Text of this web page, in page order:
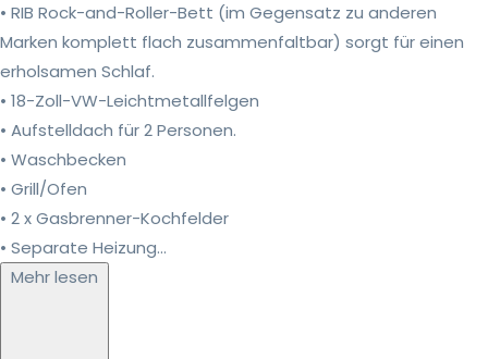
• RIB Rock-and-Roller-Bett (im Gegensatz zu anderen
Marken komplett flach zusammenfaltbar) sorgt für einen
erholsamen Schlaf.
• 18-Zoll-VW-Leichtmetallfelgen
• Aufstelldach für 2 Personen.
• Waschbecken
• Grill/Ofen
• 2 x Gasbrenner-Kochfelder
• Separate Heizung...
Mehr lesen